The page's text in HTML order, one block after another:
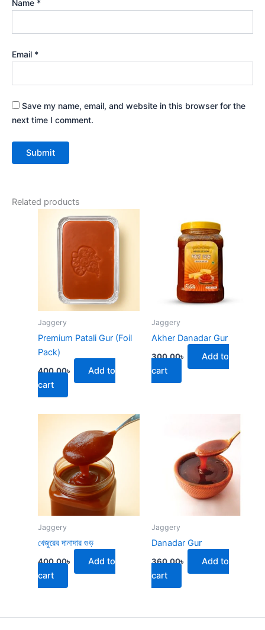
Name *
Email *
Save my name, email, and website in this browser for the
next time I comment.
Related products
Jaggery
Premium Patali Gur (Foil
Pack)
400.00৳
Add to
cart
Jaggery
Akher Danadar Gur
300.00৳
Add to
cart
Jaggery
খেজুরের দানাদার গুড়
400.00৳
Add to
cart
Jaggery
Danadar Gur
360.00৳
Add to
cart